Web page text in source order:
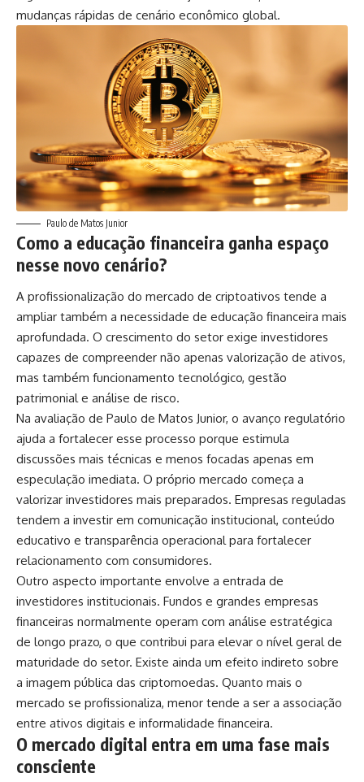
mudanças rápidas de cenário econômico global.
Paulo de Matos Junior
Como a educação financeira ganha espaço
nesse novo cenário?
A profissionalização do mercado de criptoativos tende a
ampliar também a necessidade de educação financeira mais
aprofundada. O crescimento do setor exige investidores
capazes de compreender não apenas valorização de ativos,
mas também funcionamento tecnológico, gestão
patrimonial e análise de risco.
Na avaliação de Paulo de Matos Junior, o avanço regulatório
ajuda a fortalecer esse processo porque estimula
discussões mais técnicas e menos focadas apenas em
especulação imediata. O próprio mercado começa a
valorizar investidores mais preparados. Empresas reguladas
tendem a investir em comunicação institucional, conteúdo
educativo e transparência operacional para fortalecer
relacionamento com consumidores.
Outro aspecto importante envolve a entrada de
investidores institucionais. Fundos e grandes empresas
financeiras normalmente operam com análise estratégica
de longo prazo, o que contribui para elevar o nível geral de
maturidade do setor. Existe ainda um efeito indireto sobre
a imagem pública das criptomoedas. Quanto mais o
mercado se profissionaliza, menor tende a ser a associação
entre ativos digitais e informalidade financeira.
O mercado digital entra em uma fase mais
consciente